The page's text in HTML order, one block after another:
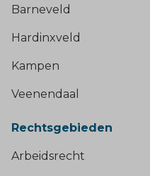
Barneveld
Hardinxveld
Kampen
Veenendaal
Rechtsgebieden
Arbeidsrecht